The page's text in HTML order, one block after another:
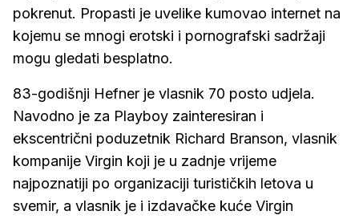
pokrenut. Propasti je uvelike kumovao internet na
kojemu se mnogi erotski i pornografski sadržaji
mogu gledati besplatno.
83-godišnji Hefner je vlasnik 70 posto udjela.
Navodno je za Playboy zainteresiran i
ekscentrični poduzetnik Richard Branson, vlasnik
kompanije Virgin koji je u zadnje vrijeme
najpoznatiji po organizaciji turističkih letova u
svemir, a vlasnik je i izdavačke kuće Virgin